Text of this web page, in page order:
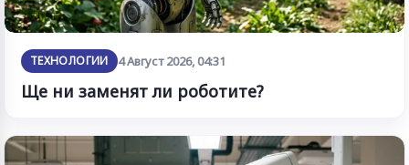
ТЕХНОЛОГИИ 4 Август 2026, 04:31
Ще ни заменят ли роботите?